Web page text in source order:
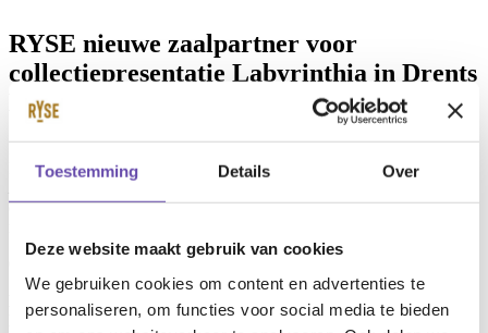
Toestemming Details Over
Deze website maakt gebruik van cookies
We gebruiken cookies om content en advertenties te
personaliseren, om functies voor social media te bieden
RYSE nieuwe zaalpartner voor
collectiepresentatie Labyrinthia in Drents
Museum
Het Drents Museum is een vijfjarige verbintenis aangegaan met
RYSE als nieuwe zaalpartner voor de collectiepresentatie
de al bestaande langdurige samenwerking tussen RYSE en het
Het Drents Museum is een vijfjarige verbintenis aangegaan met
RYSE als nieuwe zaalpartner voor de collectiepresentatie